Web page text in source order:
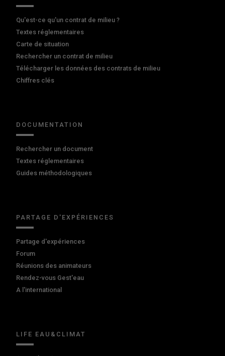
Qu'est-ce qu'un contrat de milieu ?
Textes réglementaires
Carte de situation
Rechercher un contrat de milieu
Télécharger les données des contrats de milieu
Chiffres clés
DOCUMENTATION
Rechercher un document
Textes réglementaires
Guides méthodologiques
PARTAGE D'EXPÉRIENCES
Partage d'expériences
Forum
Réunions des animateurs
Rendez-vous Gest'eau
A l'international
LIFE EAU&CLIMAT